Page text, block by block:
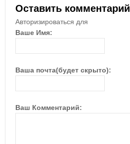
Оставить комментарий
Авторизироваться для
Ваше Имя:
Ваша почта(будет скрыто):
Ваш Комментарий: